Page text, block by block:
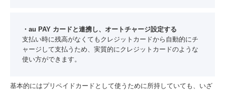
・au PAY カードと連携し、オートチャージ設定する
支払い時に残高がなくてもクレジットカードから自動的にチ
ャージして支払うため、実質的にクレジットカードのような
使い方ができます。
基本的にはプリペイドカードとして使うために所持していても、いざ